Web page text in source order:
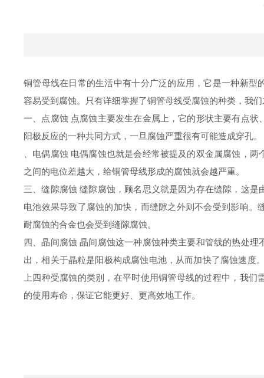
铜管母线在日常的生活中有十分广泛的应用，它是一种新
容易受到腐蚀。只有详细掌握了铜管母线受腐蚀的种类，我
一、点腐蚀 点腐蚀主要发生在金属上，它的形状主要有点
阳极反应的一种共同方式，一旦腐蚀严重很有可能造成穿孔。
、电偶腐蚀 电偶腐蚀也就是会经常被提及的双金属腐蚀，
之间的电位差越大，给铜管母线形成的腐蚀就会越严重。
三、缝隙腐蚀 缝隙腐蚀，顾名思义就是因为存在缝隙，这
电池效果导致了腐蚀的加快，而缝隙之外则不会受到影响
耐腐蚀的合金也会受到缝隙腐蚀。
四、晶间腐蚀 晶间腐蚀这一种腐蚀种类主要和管线的热处
出，相关于晶粒是阳极构成腐蚀电池，从而加快了腐蚀速度
上四种受腐蚀的类别，在平时使用铜管母线的过程中，我
的使用寿命，保证它能更好、更高效地工作。